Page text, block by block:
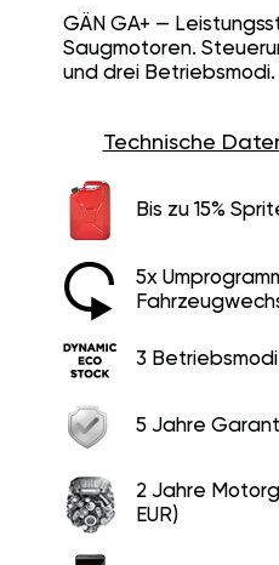
GÄN GA+ —
Saugmotoren.
und drei Betriebsmodi.
Technische
Bis zu 15%
5x
3 Betriebsmodi
5 Jahre
2 Jahre
EUR)